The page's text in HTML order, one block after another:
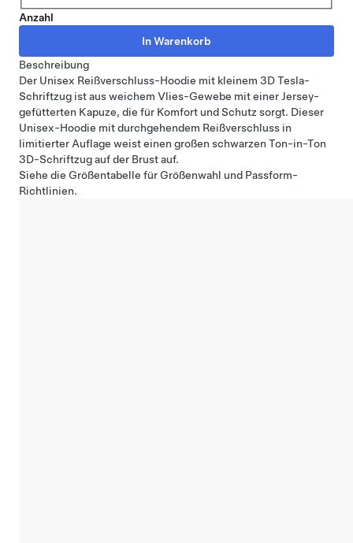
Anzahl
Beschreibung
Der Unisex Reißverschluss-Hoodie mit kleinem 3D Tesla-
Schriftzug ist aus weichem Vlies-Gewebe mit einer Jersey-
gefütterten Kapuze, die für Komfort und Schutz sorgt. Dieser
Unisex-Hoodie mit durchgehendem Reißverschluss in
limitierter Auflage weist einen großen schwarzen Ton-in-Ton
3D-Schriftzug auf der Brust auf.
Siehe die Größentabelle für Größenwahl und Passform-
Richtlinien.